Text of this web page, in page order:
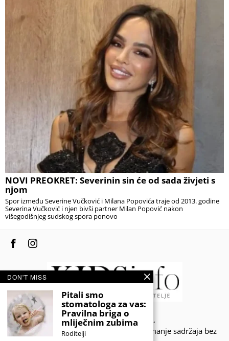
NOVI PREOKRET: Severinin sin će od sada živjeti s
njom
Spor između Severine Vučković i Milana Popovića traje od 2013. godine
Severina Vučković i njen bivši partner Milan Popović nakon
višegodišnjeg sudskog spora ponovo
© 2020 - KIDSINFO.BA.
Sva prava zadržana. Zabranjeno preuzimanje sadržaja bez
DON'T MISS
Pitali smo
stomatologa za vas:
Pravilna briga o
mliječnim zubima
Roditelji